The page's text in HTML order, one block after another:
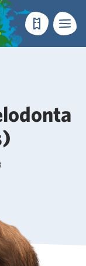
Reservieren
Menü